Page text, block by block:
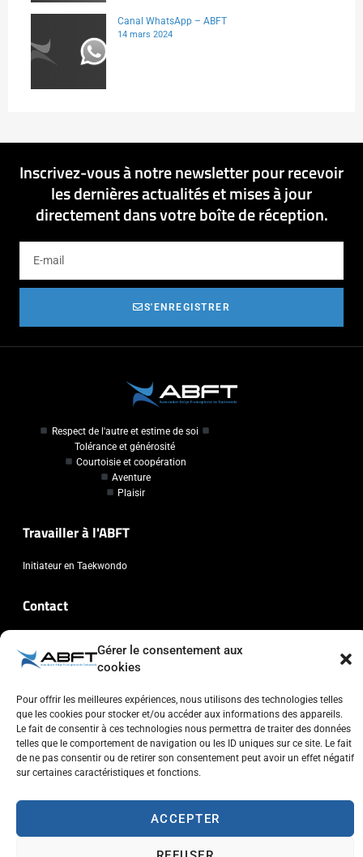
Gérer le consentement aux
cookies
Pour offrir les meilleures expériences, nous utilisons des technologies telles
que les cookies pour stocker et/ou accéder aux informations des appareils.
Le fait de consentir à ces technologies nous permettra de traiter des données
telles que le comportement de navigation ou les ID uniques sur ce site. Le fait
de ne pas consentir ou de retirer son consentement peut avoir un effet négatif
sur certaines caractéristiques et fonctions.
ACCEPTER
Canal WhatsApp – ABFT
14 mars 2024
Inscrivez-vous à notre newsletter pour recevoir
les dernières actualités et mises à jour
directement dans votre boîte de réception.
S'ENREGISTRER
Respect de l'autre et estime de soi
Tolérance et générosité
Courtoisie et coopération
Aventure
Plaisir
Travailler à l'ABFT
Initiateur en Taekwondo
Contact
Chaussée de Wavre, 2057 - 1160 Auderghem
+32 (0)2 347 34 77
Copyright © 2023 ABFT.BE – Tous droits réservés
Utilisation des cookies